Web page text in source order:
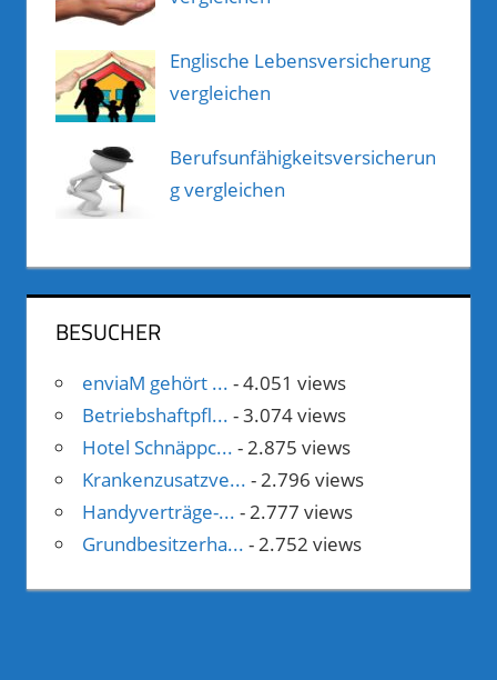
Englische Lebensversicherung
vergleichen
Berufsunfähigkeitsversicherun
g vergleichen
BESUCHER
enviaM gehört ... - 4.051 views
Betriebshaftpfl... - 3.074 views
Hotel Schnäppc... - 2.875 views
Krankenzusatzve... - 2.796 views
Handyverträge-... - 2.777 views
Grundbesitzerha... - 2.752 views